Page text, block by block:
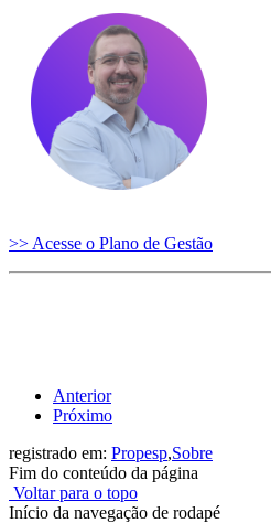
>> Acesse o Plano de Gestão
Anterior
Próximo
registrado em: Propesp,Sobre
Fim do conteúdo da página
Voltar para o topo
Início da navegação de rodapé